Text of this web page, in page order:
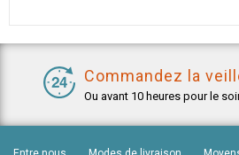
Commandez la
Ou avant 10 heures pour le